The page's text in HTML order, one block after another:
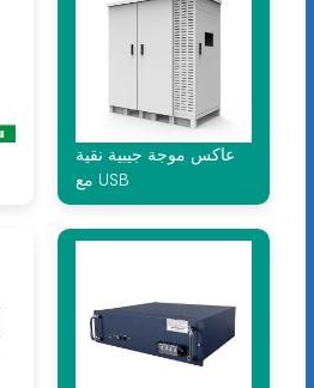
عاكس موجة جيبية نقية
مع USB